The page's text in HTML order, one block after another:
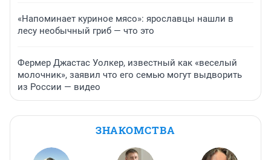
«Напоминает куриное мясо»: ярославцы нашли в
лесу необычный гриб — что это
Фермер Джастас Уолкер, известный как «веселый
молочник», заявил что его семью могут выдворить
из России — видео
ЗНАКОМСТВА